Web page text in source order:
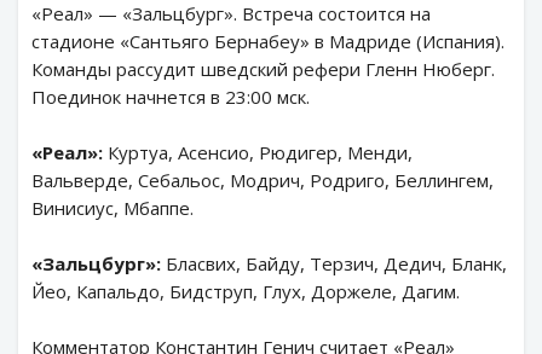
«Реал» — «Зальцбург». Встреча состоится на
стадионе «Сантьяго Бернабеу» в Мадриде (Испания).
Команды рассудит шведский рефери Гленн Нюберг.
Поединок начнется в 23:00 мск.
«Реал»: Куртуа, Асенсио, Рюдигер, Менди,
Вальверде, Себальос, Модрич, Родриго, Беллингем,
Винисиус, Мбаппе.
«Зальцбург»: Бласвих, Байду, Терзич, Дедич, Бланк,
Йео, Капальдо, Бидструп, Глух, Доржеле, Дагим.
Комментатор Константин Генич считает «Реал»